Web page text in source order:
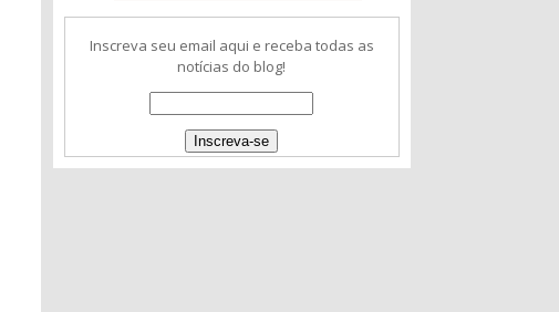
Inscreva seu email aqui e receba todas as
notícias do blog!